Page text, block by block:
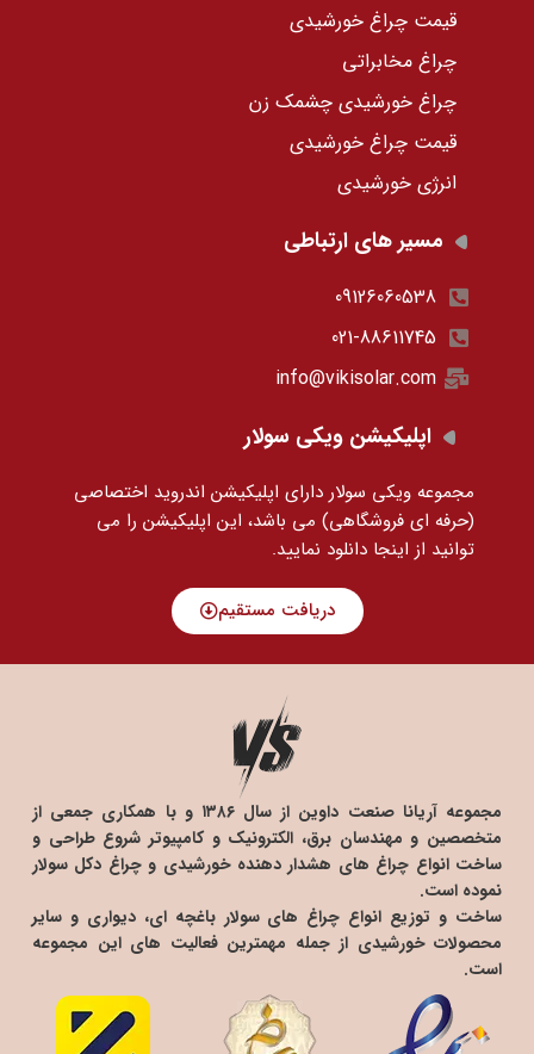
قیمت چراغ خورشیدی
چراغ مخابراتی
چراغ خورشیدی چشمک زن
قیمت چراغ خورشیدی
انرژی خورشیدی
مسیر های ارتباطی
09126060538
021-88611745
info@vikisolar.com
اپلیکیشن ویکی سولار
مجموعه ویکی سولار دارای اپلیکیشن اندروید اختصاصی
(حرفه ای فروشگاهی) می باشد، این اپلیکیشن را می
توانید از اینجا دانلود نمایید.
دریافت مستقیم
مجموعه آریانا صنعت داوین از سال ۱۳۸۶ و با همکاری جمعی از
متخصصین و مهندسان برق، الکترونیک و کامپیوتر شروع طراحی و
ساخت انواع چراغ های هشدار دهنده خورشیدی و چراغ دکل سولار
نموده است.
ساخت و توزیع انواع چراغ های سولار باغچه ای، دیواری و سایر
محصولات خورشیدی از جمله مهمترین فعالیت های این مجموعه
است.